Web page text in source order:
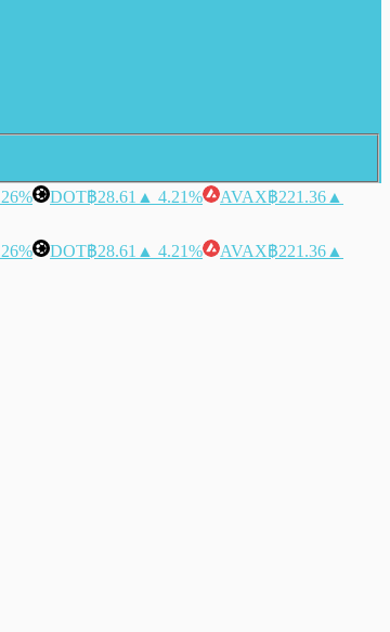
DOT฿28.61 ▲ 4.21% AVAX฿221.36 ▲
DOT฿28.61 ▲ 4.21% AVAX฿221.36 ▲